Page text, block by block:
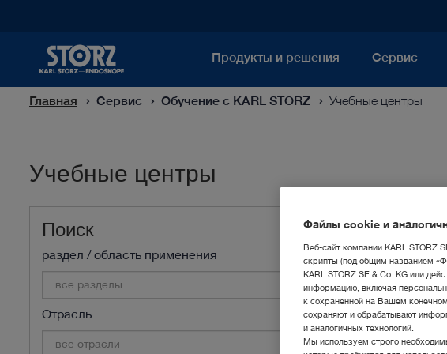
Продукты и решения Сервис
Главная Сервис Обучение с KARL STORZ Учебные центры
Учебные центры
Поиск
раздел / область применения
все разделы
Отрасль
все отрасли
Файлы cookie и
Веб-сайт компании KARL STORZ
скрипты (под общим названием
KARL STORZ SE & Co. KG или
информацию, включая
к сохраненной на Вашем
сохраняют и обрабатывают
и аналогичных технологий.
Мы используем строго